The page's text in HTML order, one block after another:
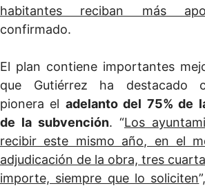
habitantes reciban más
confirmado.
El plan contiene importantes
que Gutiérrez ha destacado
pionera el adelanto del 75% de
de la subvención. “Los
recibir este mismo año, en el
adjudicación de la obra, tres
importe, siempre que lo soliciten